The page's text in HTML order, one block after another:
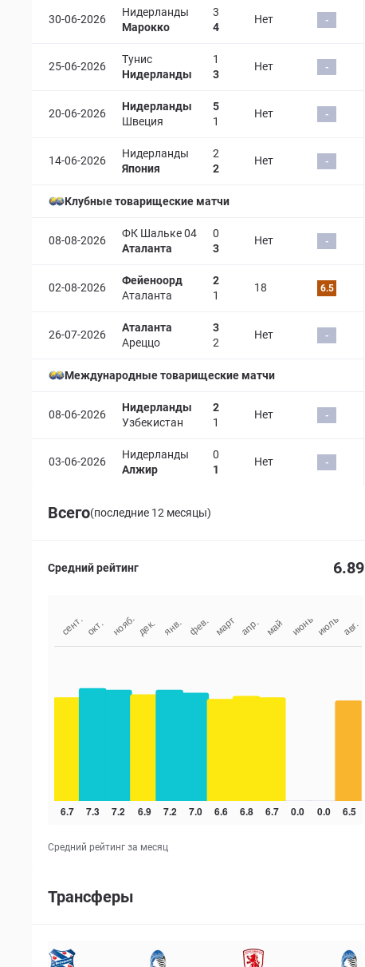
30-06-2026
Нидерланды
Марокко
3
4
Нет -
25-06-2026
Тунис
Нидерланды
1
3
Нет -
20-06-2026
Нидерланды
Швеция
5
1
Нет -
14-06-2026
Нидерланды
Япония
2
2
Нет -
Клубные товарищеские матчи
08-08-2026
ФК Шальке 04
Аталанта
0
3
Нет -
02-08-2026
Фейеноорд
Аталанта
2
1
18 6.5
26-07-2026
Аталанта
Ареццо
3
2
Нет -
Международные товарищеские матчи
08-06-2026
Нидерланды
Узбекистан
2
1
Нет -
03-06-2026
Нидерланды
Алжир
0
1
Нет -
Всего(последние 12 месяцы)
Средний рейтинг 6.89
Средний рейтинг за месяц
Трансферы